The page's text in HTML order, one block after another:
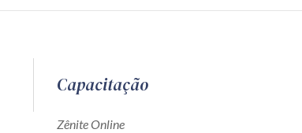
Capacitação
Zênite Online